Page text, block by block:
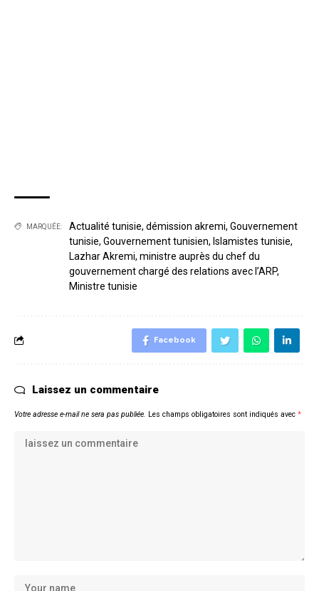
MARQUÉE: Actualité tunisie, démission akremi, Gouvernement
tunisie, Gouvernement tunisien, Islamistes tunisie,
Lazhar Akremi, ministre auprès du chef du
gouvernement chargé des relations avec l’ARP,
Ministre tunisie
Facebook
Laissez un commentaire
Votre adresse e-mail ne sera pas publiée. Les champs obligatoires sont indiqués avec *